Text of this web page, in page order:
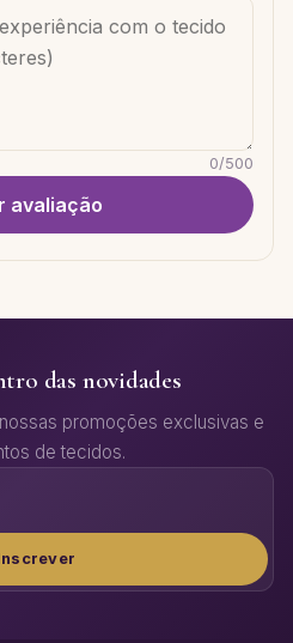
0/500
avaliação
das novidades
promoções exclusivas e
de tecidos.